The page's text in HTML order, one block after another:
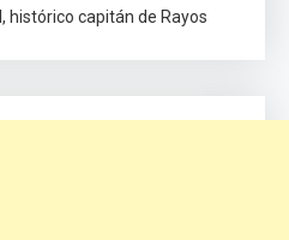
histórico capitán de Rayos